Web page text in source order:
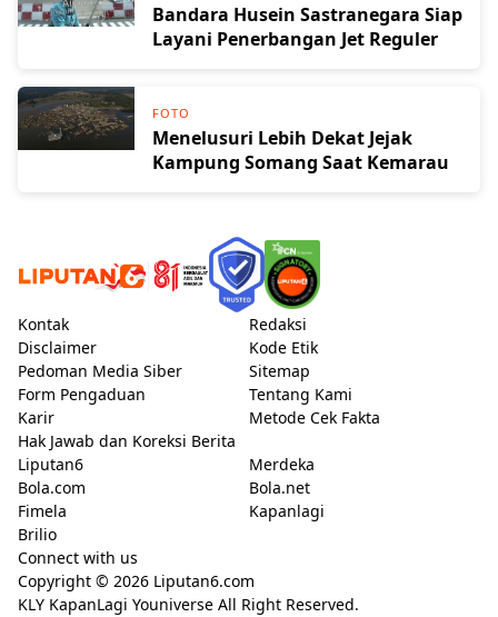
Bandara Husein Sastranegara Siap
Layani Penerbangan Jet Reguler
FOTO
Menelusuri Lebih Dekat Jejak
Kampung Somang Saat Kemarau
Kontak
Redaksi
Disclaimer
Kode Etik
Pedoman Media Siber
Sitemap
Form Pengaduan
Tentang Kami
Karir
Metode Cek Fakta
Hak Jawab dan Koreksi Berita
Liputan6
Merdeka
Bola.com
Bola.net
Fimela
Kapanlagi
Brilio
Connect with us
Copyright © 2026 Liputan6.com
KLY KapanLagi Youniverse All Right Reserved.